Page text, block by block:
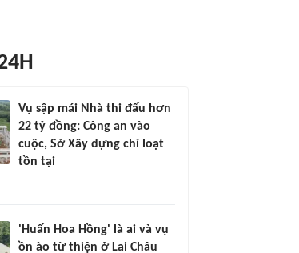
Vụ sập mái Nhà thi đấu hơn
22 tỷ đồng: Công an vào
cuộc, Sở Xây dựng chỉ loạt
tồn tại
'Huấn Hoa Hồng' là ai và vụ
ồn ào từ thiện ở Lai Châu